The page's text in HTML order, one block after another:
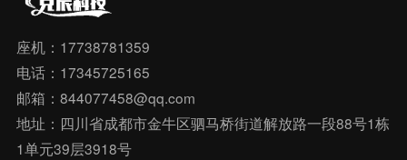
座机：17738781359
电话：17345725165
邮箱：844077458@qq.com
地址：四川省成都市金牛区驷马桥街道解放路一段88号1栋
1单元39层3918号